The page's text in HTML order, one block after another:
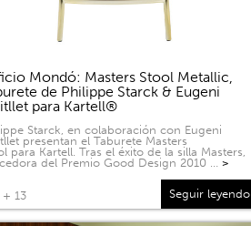
Mondó: Masters Stool Metallic,
de Philippe Starck & Eugeni
para Kartell®
Starck, en colaboración con Eugeni
presentan el Taburete Masters
para Kartell. Tras el éxito de la silla Masters,
del Premio Good Design 2010 … >
+ 13 Seguir leyendo